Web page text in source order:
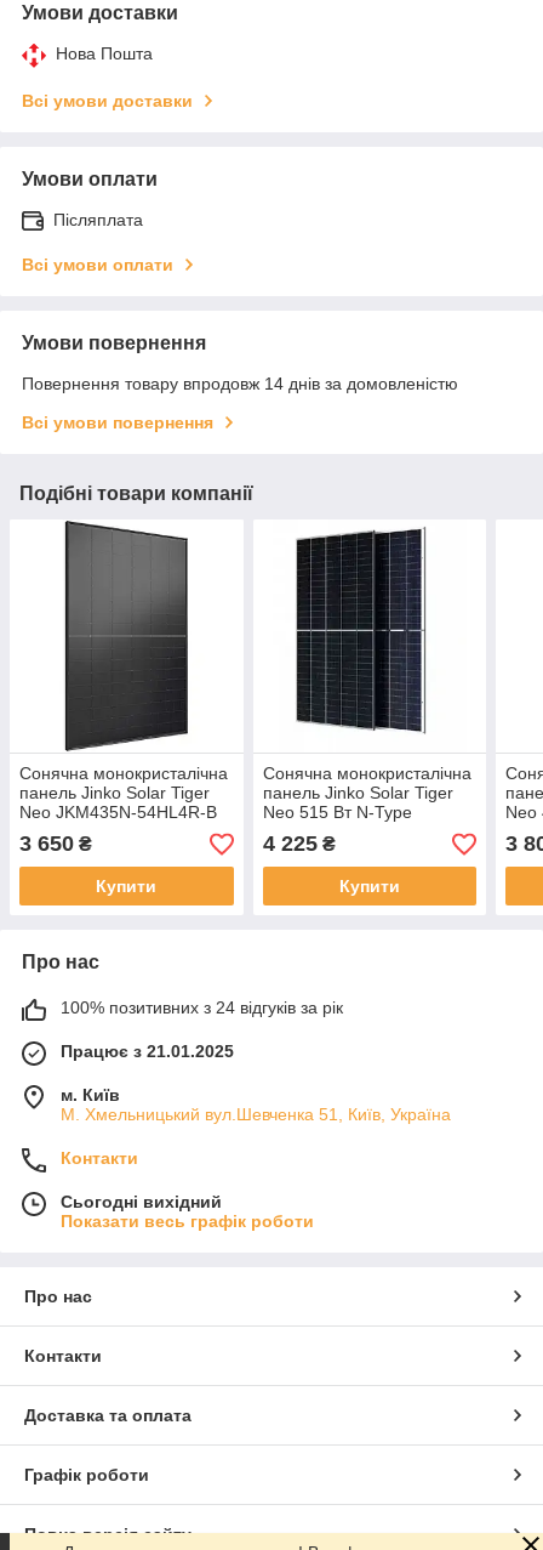
Умови доставки
Нова Пошта
Всі умови доставки
Умови оплати
Післяплата
Всі умови оплати
Умови повернення
Повернення товару впродовж 14 днів за домовленістю
Всі умови повернення
Подібні товари компанії
Сонячна монокристалічна
панель Jinko Solar Tiger
Neo JKM435N-54HL4R-B
435W ( 435 Вт, N-Type
TOPCon, ALL BLACK,
Mono Half-Cell)
3 650 ₴
Купити
Сонячна монокристалічна
панель Jinko Solar Tiger
Neo 515 Вт N-Type
TOPCon Bifacial Dual
Glass Half-Cell 1500V
(JKM515N-54HL4M-BDV)
4 225₴
Купити
Neo
3
Про нас
100% позитивних з 24 відгуків за рік
Працює з 21.01.2025
м. Київ
М. Хмельницький вул.Шевченка 51, Київ, Україна
Контакти
Сьогодні вихідний
Показати весь графік роботи
Про нас
Контакти
Доставка та оплата
Графік роботи
Повна версія сайту